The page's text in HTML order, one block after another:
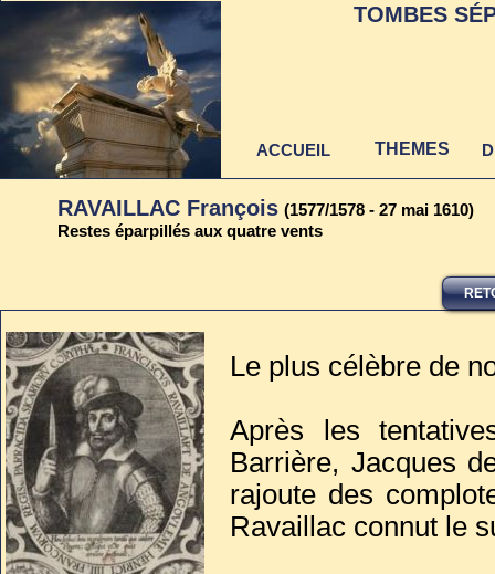
RAVAILLAC François (1577/1578 - 27 mai 1610)
Restes éparpillés aux quatre vents
Le plus célèbre de
Après les
Barrière, Jacques
rajoute des
Ravaillac connut le
au 22 juin 2021
TOMBES
ACCUEIL THEMES